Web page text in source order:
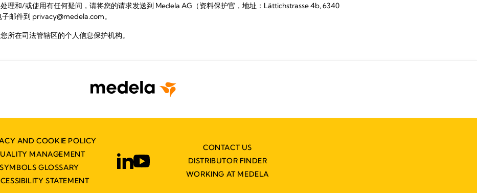
理和/或使用有任何疑问，请将您的请求发送到 Medela AG（资料保护官，地址：Lättichstrasse 4b, 6340
邮件到 privacy@medela.com。
所在司法管辖区的个人信息保护机构。
AND COOKIE POLICY
MANAGEMENT
SYMBOLS GLOSSARY
STATEMENT
CONTACT US
DISTRIBUTOR FINDER
WORKING AT MEDELA